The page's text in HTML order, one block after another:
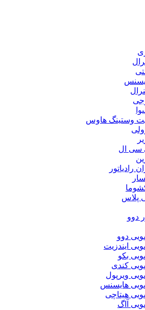
وستینگ هاوس
سی ال
رادیاتور
پلاس
دوو
دوو
ایندزیت
بکو
کندی
ویرپول
هایسنس
هیتاچی
آاگ